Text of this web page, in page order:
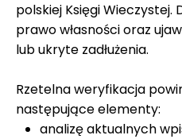
polskiej Księgi
prawo własności oraz
lub ukryte zadłużenia.
Rzetelna weryfikacja
następujące elementy:
analizę aktualnych